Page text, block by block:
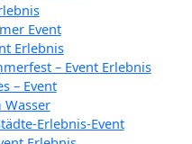
Event
Erlebnis
– Event Erlebnis
– Event
Erlebnis-Event